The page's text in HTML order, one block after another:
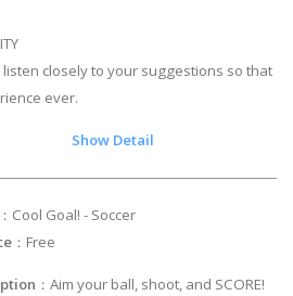
listen closely to your suggestions so that
ever.
Show Detail
：Cool Goal! - Soccer
：Free
：Aim your ball, shoot, and SCORE!